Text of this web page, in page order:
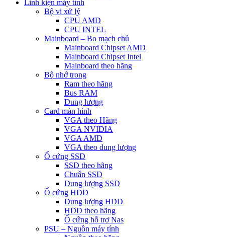
Linh kiện máy tính
Bộ vi xử lý
CPU AMD
CPU INTEL
Mainboard – Bo mạch chủ
Mainboard Chipset AMD
Mainboard Chipset Intel
Mainboard theo hãng
Bộ nhớ trong
Ram theo hãng
Bus RAM
Dung lượng
Card màn hình
VGA theo Hãng
VGA NVIDIA
VGA AMD
VGA theo dung lượng
Ổ cứng SSD
SSD theo hãng
Chuẩn SSD
Dung lượng SSD
Ổ cứng HDD
Dung lượng HDD
HDD theo hãng
Ổ cứng hỗ trợ Nas
PSU – Nguồn máy tính